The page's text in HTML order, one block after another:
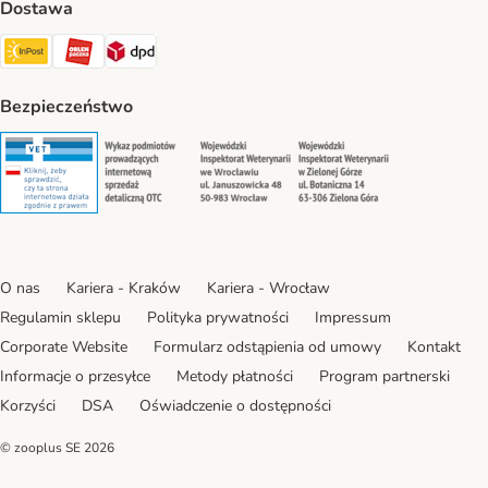
Dostawa
Paczkomat® Shipping Method
ORLEN Paczka Shipping Method
DPD Shipping Method
Bezpieczeństwo
Security Security Security
O nas Kariera - Kraków
Kariera - Wrocław
Regulamin sklepu
Polityka prywatności
Impressum
Corporate Website
Formularz odstąpienia od umowy
Kontakt
Informacje o przesyłce
Metody płatności
Program partnerski
Korzyści
DSA Oświadczenie o dostępności
© zooplus SE 2026